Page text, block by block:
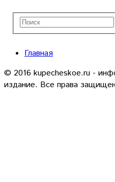
Главная
© 2016 kupecheskoe.ru -
издание. Все права